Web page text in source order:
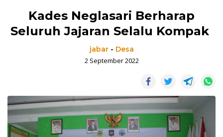
Kades Neglasari Berharap
Seluruh Jajaran Selalu Kompak
jabar- Desa
2 September 2022